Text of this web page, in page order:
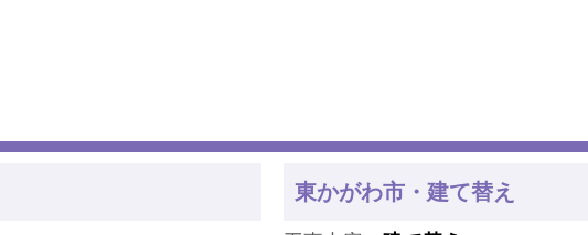
東かがわ市・建て替え